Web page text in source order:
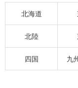
北海道
北陸
四国 九